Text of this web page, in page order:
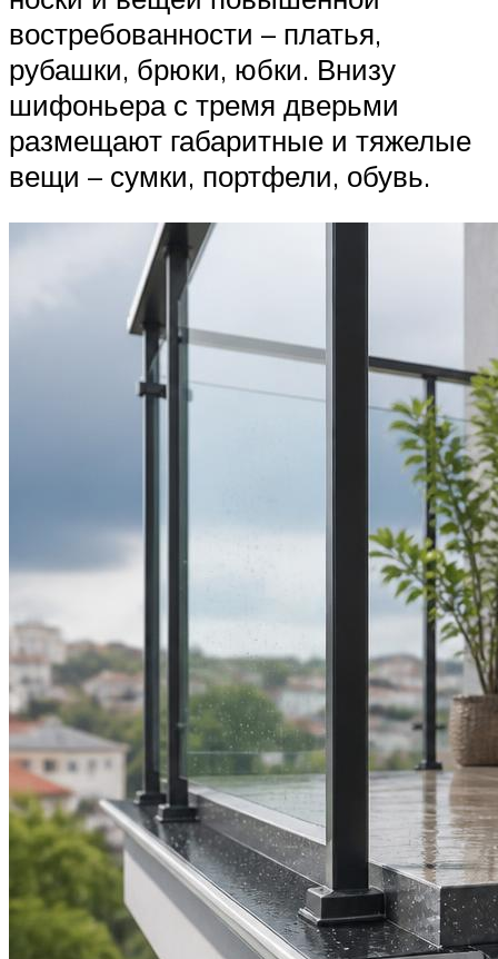
востребованности – платья,
рубашки, брюки, юбки. Внизу
шифоньера с тремя дверьми
размещают габаритные и тяжелые
вещи – сумки, портфели, обувь.